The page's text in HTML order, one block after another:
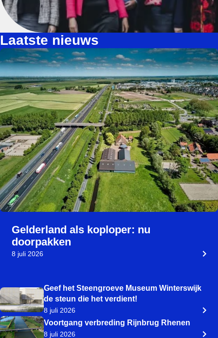
Laatste nieuws
Gelderland als koploper: nu
doorpakken
8 juli 2026
Geef het Steengroeve Museum Winterswijk
de steun die het verdient!
8 juli 2026
Voortgang verbreding Rijnbrug Rhenen
8 juli 2026